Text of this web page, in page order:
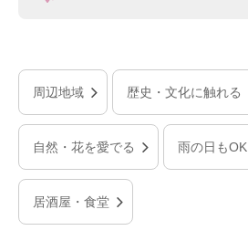
周辺地域 歴史・文化に触れる
自然・花を愛でる 雨の日もOK
居酒屋・食堂